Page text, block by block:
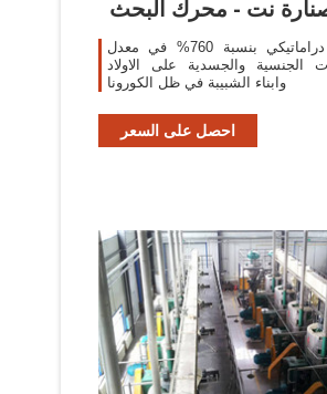
نت - محرك البحث
بكري : ارتفاع دراماتيكي بنسبة 760% في معدل
الجنسية والجسدية على الاولاد
وابناء الشبيبة في ظل الكورونا
احصل على السعر